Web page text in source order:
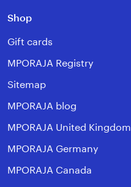
Shop
Gift cards
MPORAJA Registry
Sitemap
MPORAJA blog
MPORAJA United Kingdom
MPORAJA Germany
MPORAJA Canada